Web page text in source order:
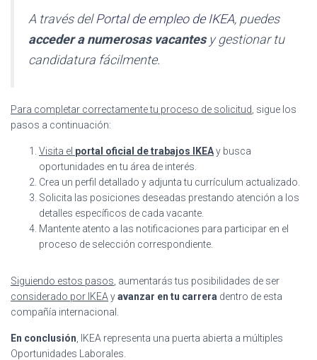
A través delPortal de empleo de IKEA, puedes
acceder a numerosas vacantesy gestionar tu
candidatura fácilmente.
Para completar correctamente tu proceso de solicitud , sigue los
pasos a continuación:
Visita el portal oficial de trabajos IKEAy busca
oportunidades en tu área de interés.
Crea un perfil detallado y adjunta tu currículum actualizado.
Solicita las posiciones deseadas prestando atención a los
detalles específicos de cada vacante.
Mantente atento a las notificaciones para participar en el
proceso de selección correspondiente.
Siguiendo estos pasos , aumentarás tus posibilidades de ser
considerado por IKEA yavanzar en tu carrera dentro de esta
compañía internacional.
En conclusión , IKEA representa una puerta abierta a múltiples
Oportunidades Laborales.